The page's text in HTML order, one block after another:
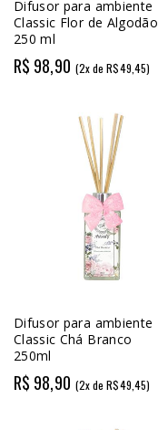
Difusor para ambiente
Classic Flor de Algodão
250 ml
R$ 98,90 (2x de R$49,45)
Difusor para ambiente
Classic Chá Branco
250ml
R$ 98,90 (2x de R$49,45)